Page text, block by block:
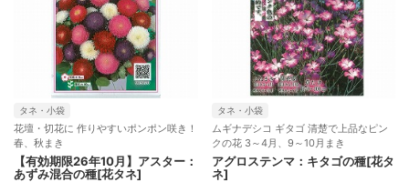
タネ・小袋
花壇・切花に 作りやすいポンポン咲き！
春、秋まき
【有効期限26年10月】アスター：
あずみ混合の種[花タネ]
タネ・小袋
ムギナデシコ ギタゴ 清楚で上品なピン
クの花 3～4月、9～10月まき
アグロステンマ：キタゴの種[花タ
ネ]